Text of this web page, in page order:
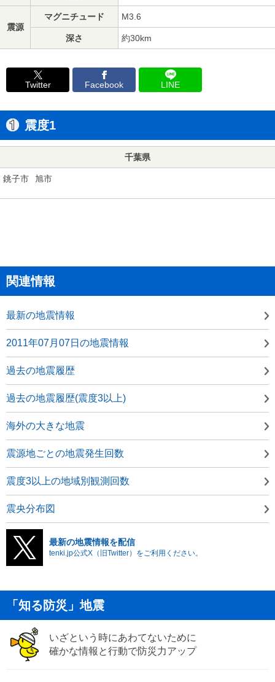
震源
マグニチュード M3.6
深さ 約30km
Twitter Facebook LINE
震度1
千葉県
銚子市 旭市
関連情報
最新の地震情報
2011年07月07日の地震情報
過去の地震履歴
過去の地震履歴(震度3以上)
海外の大きな地震
震源地ごとの地震発生回数
震度3以上の地域別観測回数
震央分布図
最新の地震情報を配信
tenki.jp公式X（旧Twitter）をご利用ください。
「知る防災」地震
いざという時にあわてないために
確かな情報と行動で防災力アップ